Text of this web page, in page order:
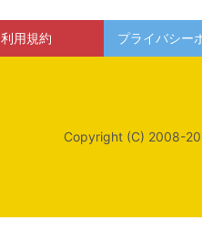
利用規約 プライバシー
Copyright (C) 2008-